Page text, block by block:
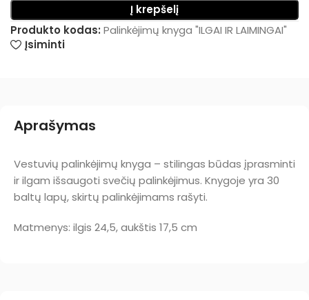
Į krepšelį
Produkto kodas: Palinkėjimų knyga "ILGAI IR LAIMINGAI"
Įsiminti
Aprašymas
Vestuvių palinkėjimų knyga – stilingas būdas įprasminti
ir ilgam išsaugoti svečių palinkėjimus. Knygoje yra 30
baltų lapų, skirtų palinkėjimams rašyti.
Matmenys: ilgis 24,5, aukštis 17,5 cm